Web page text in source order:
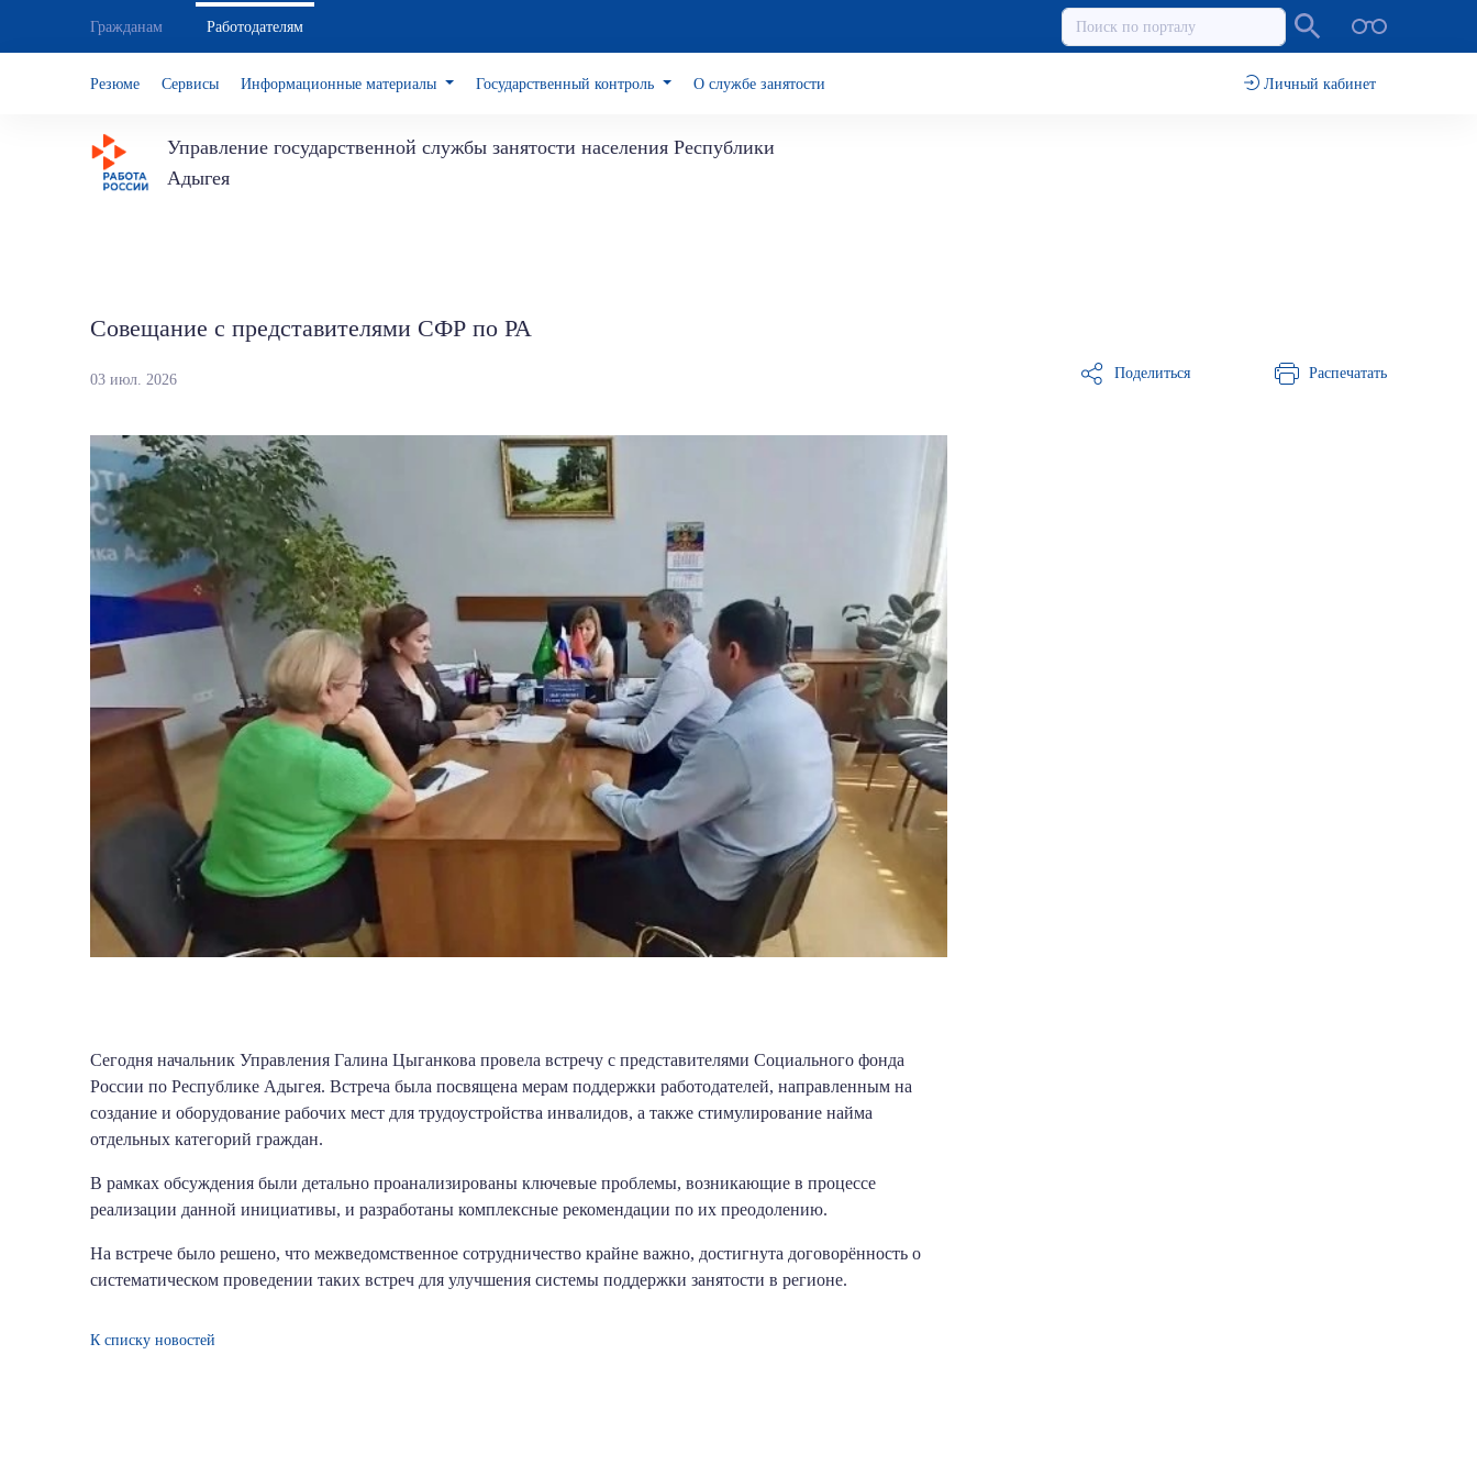
Гражданам Работодателям
Резюме Сервисы Информационные материалы Государственный контроль О службе занятости Личный кабинет
Управление государственной службы занятости населения Республики
Адыгея
Совещание с представителями СФР по РА
03 июл. 2026
Сегодня начальник Управления Галина Цыганкова провела встречу с представителями Социального фонда
России по Республике Адыгея. Встреча была посвящена мерам поддержки работодателей, направленным на
создание и оборудование рабочих мест для трудоустройства инвалидов, а также стимулирование найма
отдельных категорий граждан.
В рамках обсуждения были детально проанализированы ключевые проблемы, возникающие в процессе
реализации данной инициативы, и разработаны комплексные рекомендации по их преодолению.
На встрече было решено, что межведомственное сотрудничество крайне важно, достигнута договорённость о
систематическом проведении таких встреч для улучшения системы поддержки занятости в регионе.
К списку новостей
Поделиться Распечатать